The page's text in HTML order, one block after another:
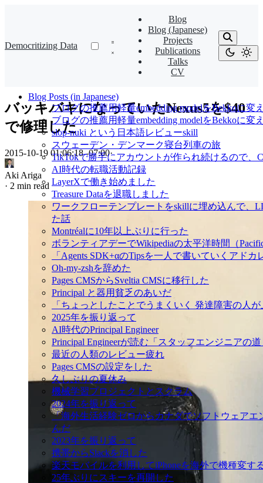
Democritizing Data
Blog
Blog (Japanese)
Projects
Publications
Talks
CV
Blog Posts (in Japanese)
ブログの推薦用軽量embedding modelをBekkoに変
ブログの推薦用軽量embedding modelをBekkoに
slop-nuki という日本語レビューskill
スウェーデン・デンマーク寝台列車の旅
TikTokで勝手にアカウントが作られ続けるので、
AI時代の転職活動記録
LayerXで働き始めました
Treasure Dataを退職しました
ワークフローテンプレートをskillに埋め込んで、
た話
Montréalに10年以上ぶりに行った
ボランティアデーでWikipediaの太平洋時間（
「Agents SDK+αのTipsを一人で書いていくアドカ
Oh-my-zshを辞めた
Pages CMSからSveltia CMSに移行した
Principal と器用貧乏のあいだ
「ちょっとしたことでうまくいく 発達障害の人
2025年を振り返って
AI時代のPrincipal Engineer
Principal Engineerが読む「スタッフエンジニアの
最近の人類のレビュー疲れ
Pages CMSの設定をした
久しぶりの夏休み
機械学習プロジェクトとスクラム
2024年を振り返って
「海外生活経験ゼロからカナダでソフトウェア
んだ
2023年を振り返って
携帯からSlackを消した
楽天モバイルを利用してiPhoneを海外で機種変す
25年ぶりにスキーを再開した
バッキバキになっていたNexus5を$40
で修理した
2015-10-19 01:06:18 -07:00·
Aki Ariga
· 2 min read